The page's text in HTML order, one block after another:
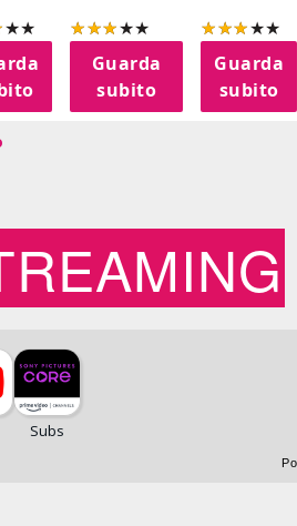
Guarda
subito
Guarda
subito